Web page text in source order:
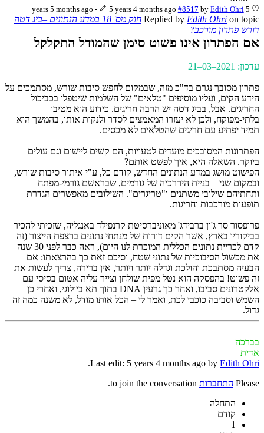
5 years 5 months ago
- 5 years 4 months ago #8517 by Edith Ohri
Replied by Edith Ohri on topic
חוק מס' 18 במדע הנתונים –ביג דטה
דורש פתרון מורכב?
אם הפתרון אינו פשוט סימן שהמודל התקלקל
עדכון: ‏2021–03–21
פתרון מסובך נגרם בד"כ מזה, שבמקום לחפש סיבות שורש, מסתמכים על
הידע הקים, ועליו מוסיפים "טלאים" של השלמות שיטפלו בכביכול
החריגים. אבל, בביג דטה יש הרבה חריגים. כידוע הוא מטיבו
בלתי-מפוקח, ולכן לא יעזרו המאמצים לסדר ולנקות אותו, בהמשך הוא
תמיד יפתיע עם חריגים שהטלאים לא מכסים.
הפתרונות המסובכים מוּעדים לטעויות, הם קשים ליישום וגם עולים
ביוקר. השאלה היא, איך לפשט אותם?
הפישוט מושג במדע הנתונים החדש, קודם כל, ע"י איתור סיבות שורש,
ובמקום שני – בניית היררכיה של גורמים, שבראשם גורמי-מפתח
ותחתיהם שילובי משתנים ו"טריגרים". השילובים מאפשרים הגדרת
תופעות מורכבות וחריגות.
פרופסור סר ג'ון ברבידג' מאוניברסיטת קרנפילד באנגליה, שזכיתי להכיר
בביקוריו בארץ, אשר הקים דורות של מנתחי נתונים ברצפת הייצור (זה
קדם לכריית נתונים הכללית המוכרת לנו היום), ראה כבר לפני 30 שנה
את מכשול הסיבוכיות של נתוני שטח, וסיכם זאת כך בהרצאתו: אם
הבעיה מסתבכת והולכת וגדלה יותר ויותר, אין ברירה, צריך לעשות את
זה פשוט! בהפסקה הוא נטל מפית שולחן וצייר עליה אטום בסיסי עם
אלקטרונים סביבו, ואחר כך גרעין DNA בתוך תא ביולוגי, ואחרי כן
השמש וסביבה כוכבי לכת, ואמר לי – הכל אותו מודל, לא משנה כמה זה
גדול.
בברכה
אדית
Last edit: 5 years 4 months ago by Edith Ohri
.
Please התחברות
התחלה
קודם
1